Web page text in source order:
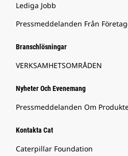
Lediga Jobb
Pressmeddelanden Från
Branschlösningar
VERKSAMHETSOMRÅDEN
Nyheter Och Evenemang
Pressmeddelanden Om
Kontakta Cat
Caterpillar Foundation